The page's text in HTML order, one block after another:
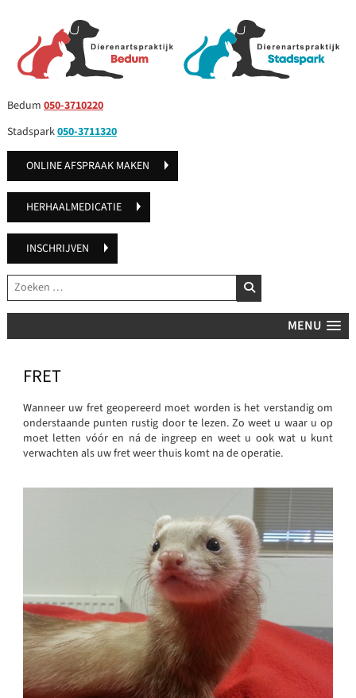
Bedum 050-3710220
Stadspark050-3711320
ONLINE AFSPRAAK MAKEN
HERHAALMEDICATIE
INSCHRIJVEN
Zoeken ZOEKEN
MENU
FRET
Wanneer uw fret geopereerd moet worden is het verstandig om
onderstaande punten rustig door te lezen. Zo weet u waar u op
moet letten vóór en ná de ingreep en weet u ook wat u kunt
verwachten als uw fret weer thuis komt na de operatie.